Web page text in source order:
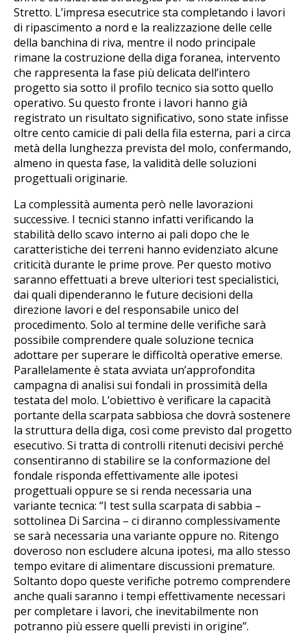
Stretto. L’impresa esecutrice sta completando i lavori
di ripascimento a nord e la realizzazione delle celle
della banchina di riva, mentre il nodo principale
rimane la costruzione della diga foranea, intervento
che rappresenta la fase più delicata dell’intero
progetto sia sotto il profilo tecnico sia sotto quello
operativo. Su questo fronte i lavori hanno già
registrato un risultato significativo, sono state infisse
oltre cento camicie di pali della fila esterna, pari a circa
metà della lunghezza prevista del molo, confermando,
almeno in questa fase, la validità delle soluzioni
progettuali originarie.
La complessità aumenta però nelle lavorazioni
successive. I tecnici stanno infatti verificando la
stabilità dello scavo interno ai pali dopo che le
caratteristiche dei terreni hanno evidenziato alcune
criticità durante le prime prove. Per questo motivo
saranno effettuati a breve ulteriori test specialistici,
dai quali dipenderanno le future decisioni della
direzione lavori e del responsabile unico del
procedimento. Solo al termine delle verifiche sarà
possibile comprendere quale soluzione tecnica
adottare per superare le difficoltà operative emerse.
Parallelamente è stata avviata un’approfondita
campagna di analisi sui fondali in prossimità della
testata del molo. L’obiettivo è verificare la capacità
portante della scarpata sabbiosa che dovrà sostenere
la struttura della diga, così come previsto dal progetto
esecutivo. Si tratta di controlli ritenuti decisivi perché
consentiranno di stabilire se la conformazione del
fondale risponda effettivamente alle ipotesi
progettuali oppure se si renda necessaria una
variante tecnica: “I test sulla scarpata di sabbia –
sottolinea Di Sarcina – ci diranno complessivamente
se sarà necessaria una variante oppure no. Ritengo
doveroso non escludere alcuna ipotesi, ma allo stesso
tempo evitare di alimentare discussioni premature.
Soltanto dopo queste verifiche potremo comprendere
anche quali saranno i tempi effettivamente necessari
per completare i lavori, che inevitabilmente non
potranno più essere quelli previsti in origine”.